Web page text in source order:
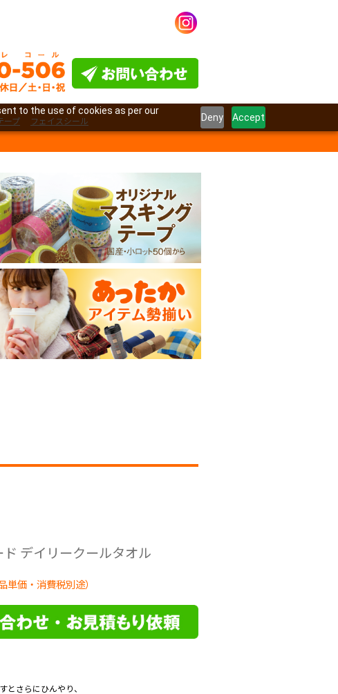
to the use of cookies as per our
Deny Accept
ープ フェイスシール
ド デイリークールタオル
単価・消費税別途）
とさらにひんやり、